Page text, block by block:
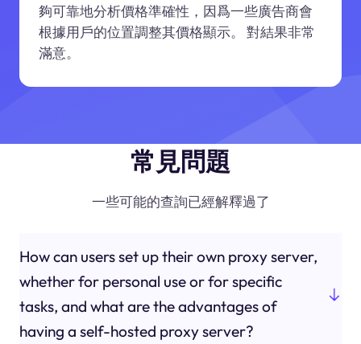
夠可靠地分析價格準確性，因爲一些廣告商會
根據用戶的位置調整其價格顯示。 對結果非常
滿意。
常見問題
一些可能的查詢已經解釋過了
How can users set up their own proxy server,
whether for personal use or for specific
tasks, and what are the advantages of
having a self-hosted proxy server?